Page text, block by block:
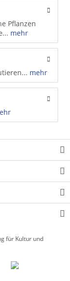
Pflanzen
mehr
mehr
für Kultur und